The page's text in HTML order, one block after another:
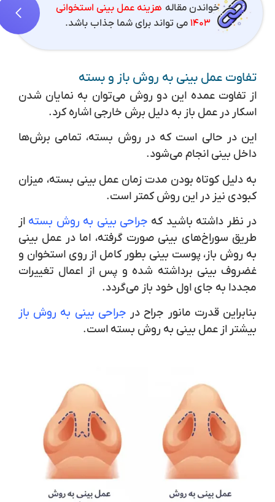
خواندن مقالههزینه عمل بینی استخوانی
۱۴۰۳ می تواند برای شما جذاب باشد.
تفاوت عمل بینی به روش باز و بسته
از تفاوت عمده این دو روش می‌توان به نمایان شدن
اسکار در عمل باز به دلیل برش خارجی اشاره کرد.
این در حالی است که در روش بسته، تمامی برش‌ها
داخل بینی انجام می‌شود.
به دلیل کوتاه بودن مدت زمان عمل بینی بسته، میزان
کبودی نیز در این روش کمتر است.
در نظر داشته باشید که جراحی بینی به روش بستهاز
طریق سوراخ‌های بینی صورت گرفته، اما در عمل بینی
به روش باز، پوست بینی بطور کامل از روی استخوان و
غضروف بینی برداشته شده و پس از اعمال تغییرات
مجددا به جای اول خود باز می‌گردد.
بنابراین قدرت مانور جراح درجراحی بینی به روش باز
بیشتر از عمل بینی به روش بسته است.